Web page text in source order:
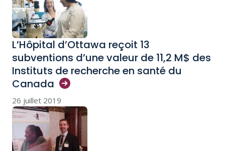
L’Hôpital d’Ottawa reçoit 13
subventions d’une valeur de 11,2 M$ des
Instituts de recherche en santé du
Canada
26 juillet 2019